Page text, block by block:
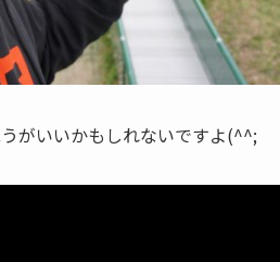
がいいかもしれないですよ(^^;